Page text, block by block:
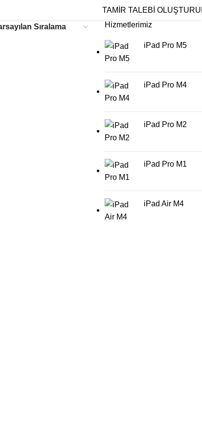
TAMİR TALEBİ
Hizmetlerimiz
iPad Pro M5
iPad Pro M4
iPad Pro M2
iPad Pro M1
iPad Air M4